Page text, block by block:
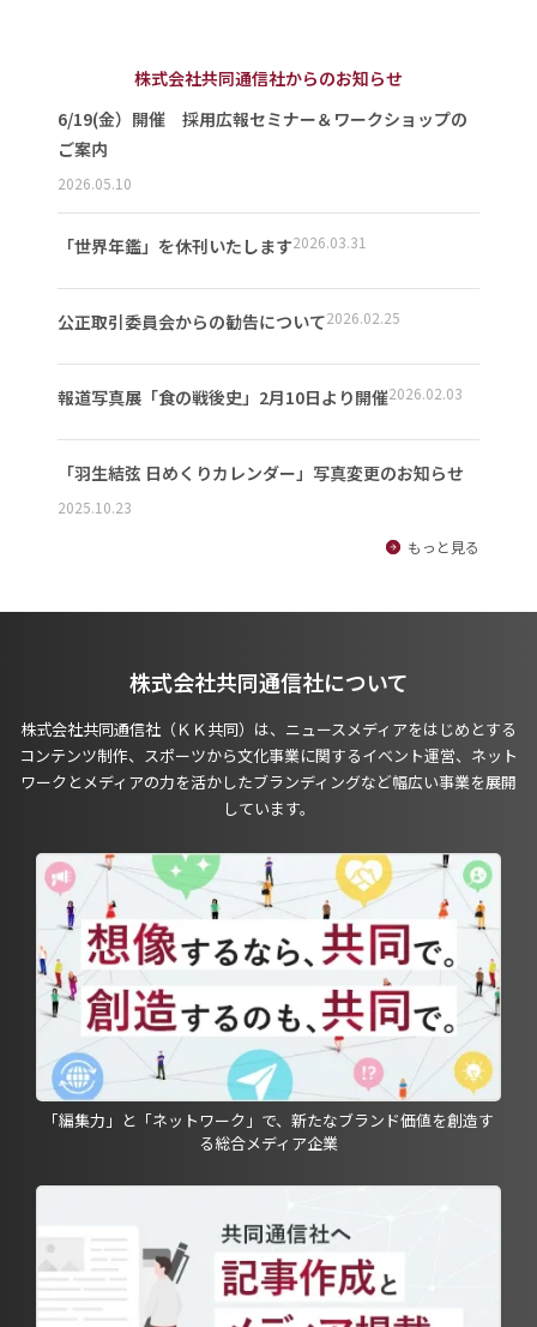
株式会社共同通信社からのお知らせ
6/19(金）開催 採用広報セミナー＆ワークショップの
ご案内
2026.05.10
「世界年鑑」を休刊いたします2026.03.31
公正取引委員会からの勧告について2026.02.25
報道写真展「食の戦後史」2月10日より開催2026.02.03
「羽生結弦 日めくりカレンダー」写真変更のお知らせ
2025.10.23
もっと見る
株式会社共同通信社について
株式会社共同通信社（ＫＫ共同）は、ニュースメディアをはじめとする
コンテンツ制作、スポーツから文化事業に関するイベント運営、ネット
ワークとメディアの力を活かしたブランディングなど幅広い事業を展開
しています。
「編集力」と「ネットワーク」で、新たなブランド価値を創造す
る総合メディア企業